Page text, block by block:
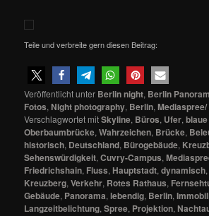
Teile und verbreite gern diesen Beitrag:
Veröffentlicht unter Berlin night, Berlin
Fotos, Night photography, Berlin,
Verschlagwortet mitSkyline, Büros, Ufer,
Oberbaumbrücke,Wahrzeichen, Brücke,
historisch, Deutschland, Bürogebäude,
Sehenswürdigkeit,Cuvry-Campus,
Friedrichshain, Fluss, Hauptstadt,dynamisch
Kreuzberg,Verkehr, Rotes Rathaus,
Gebäude, Panorama,lebendig, Berlin,
Langzeitbelichtung,Spree, Projektion,